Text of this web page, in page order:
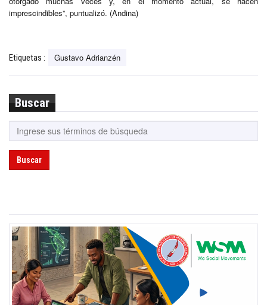
imprescindibles”, puntualizó. (Andina)
Etiquetas : Gustavo Adrianzén
Buscar
Buscar